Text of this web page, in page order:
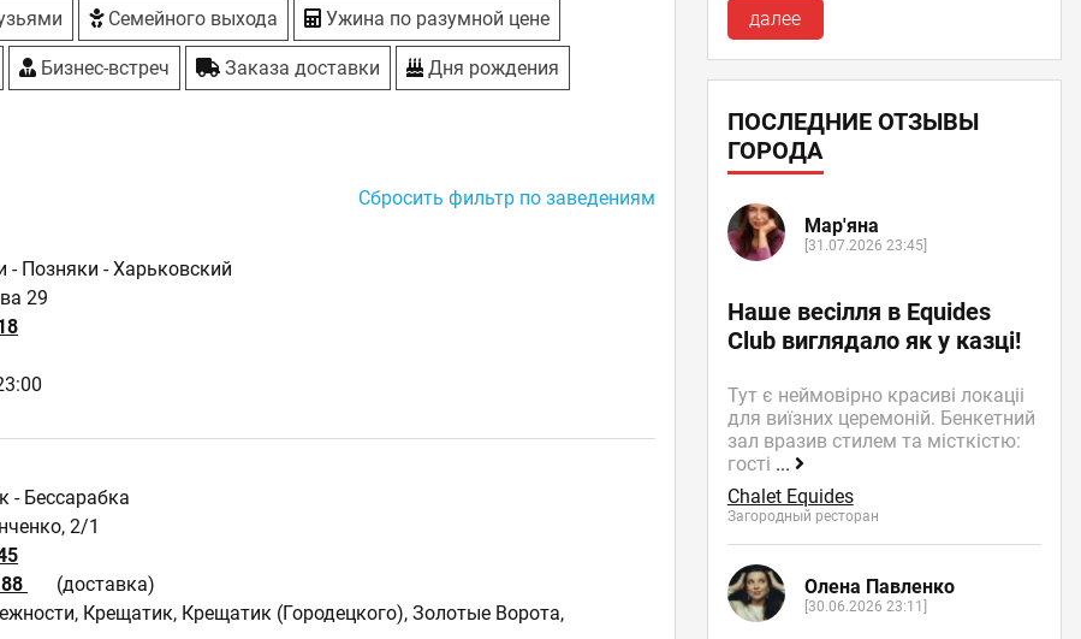
Семейного выхода Ужина по разумной цене
Бизнес-встреч Заказа доставки Дня рождения
Сбросить фильтр по заведениям
- Позняки - Харьковский
29
- Бессарабка
2/1
(доставка)
Крещатик, Крещатик (Городецкого), Золотые Ворота,
далее
ПОСЛЕДНИЕ ОТЗЫВЫ
ГОРОДА
Мар'яна
[31.07.2026 23:45]
Наше весілля в Equides
Club виглядало як у казці!
Тут є неймовірно красиві локаціі
для виїзних церемоній. Бенкетний
зал вразив стилем та місткістю:
гості ...
Chalet Equides
Загородный ресторан
Олена Павленко
[30.06.2026 23:11]